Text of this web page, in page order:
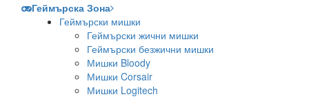
Геймърска Зона
Геймърски мишки
Геймърски жични мишки
Геймърски безжични мишки
Мишки Bloody
Мишки Corsair
Мишки Logitech